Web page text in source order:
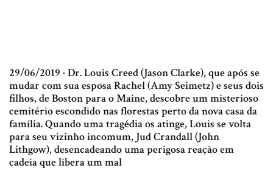
29/06/2019 · Dr. Louis Creed (Jason Clarke), que após se
mudar com sua esposa Rachel (Amy Seimetz) e seus dois
filhos, de Boston para o Maine, descobre um misterioso
cemitério escondido nas florestas perto da nova casa da
família. Quando uma tragédia os atinge, Louis se volta
para seu vizinho incomum, Jud Crandall (John
Lithgow), desencadeando uma perigosa reação em
cadeia que libera um mal